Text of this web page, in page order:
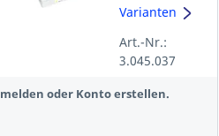
pastell gelb,
Varianten
Art.-Nr.:
3.045.037
oder Konto erstellen.